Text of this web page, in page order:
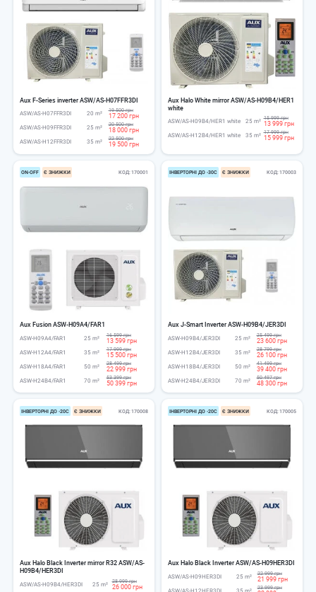
Aux F-Series inverter ASW/AS-H07FFR3DI
ASW/AS-H07FFR3DI 20 m² 19 500 грн
17 200 грн
ASW/AS-H09FFR3DI 25 m² 20 500 грн
18 000 грн
ASW/AS-H12FFR3DI 35 m² 22 500 грн
19 500 грн
Aux Halo White mirror ASW/AS-H09B4/HER1
white
ASW/AS-H09B4/HER1 white 25 m² 15 999 грн
13 999 грн
ASW/AS-H12B4/HER1 white 35 m² 17 999 грн
15 999 грн
ОN-ОFF Є ЗНИЖКИ КОД 170001
Aux Fusion ASW-H09A4/FAR1
ASW-H09A4/FAR1 25 m² 16 599 грн
13 599 грн
ASW-H12A4/FAR1 35 m² 17 999 грн
15 500 грн
ASW-H18A4/FAR1 50 m² 28 499 грн
22 999 грн
ASW-H24B4/FAR1 70 m² 53 399 грн
50 399 грн
ІНВЕРТОРНІ ДО -30С Є ЗНИЖКИ КОД 170003
Aux J-Smart Inverter ASW-H09B4/JER3DI
ASW-H09B4/JER3DI 25 m² 25 499 грн
23 600 грн
ASW-H12B4/JER3DI 35 m² 28 799 грн
26 100 грн
ASW-H18B4/JER3DI 50 m² 41 499 грн
39 400 грн
ASW-H24B4/JER3DI 70 m² 50 497 грн
48 300 грн
ІНВЕРТОРНІ ДО -20С Є ЗНИЖКИ КОД 170008
Aux Halo Black Inverter mirror R32 ASW/AS-
H09B4/HER3DI
ASW/AS-H09B4/HER3DI 25 m² 28 999 грн
26 000 грн
ІНВЕРТОРНІ ДО -20С Є ЗНИЖКИ КОД 170005
Aux Halo Black Inverter ASW/AS-H09HER3DI
ASW/AS-H09HER3DI 25 m² 22 999 грн
21 999 грн
23 999 грн